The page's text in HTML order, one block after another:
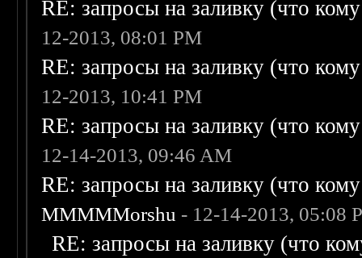
RE: запросы на заливку (что
12-2013, 08:01 PM
RE: запросы на заливку (что
12-2013, 10:41 PM
RE: запросы на заливку (что
12-14-2013, 09:46 AM
RE: запросы на заливку (что
MMMMMorshu - 12-14-2013, 05:08
RE: запросы на заливку (что